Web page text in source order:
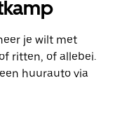
je wilt met
ritten, of allebei.
huurauto via